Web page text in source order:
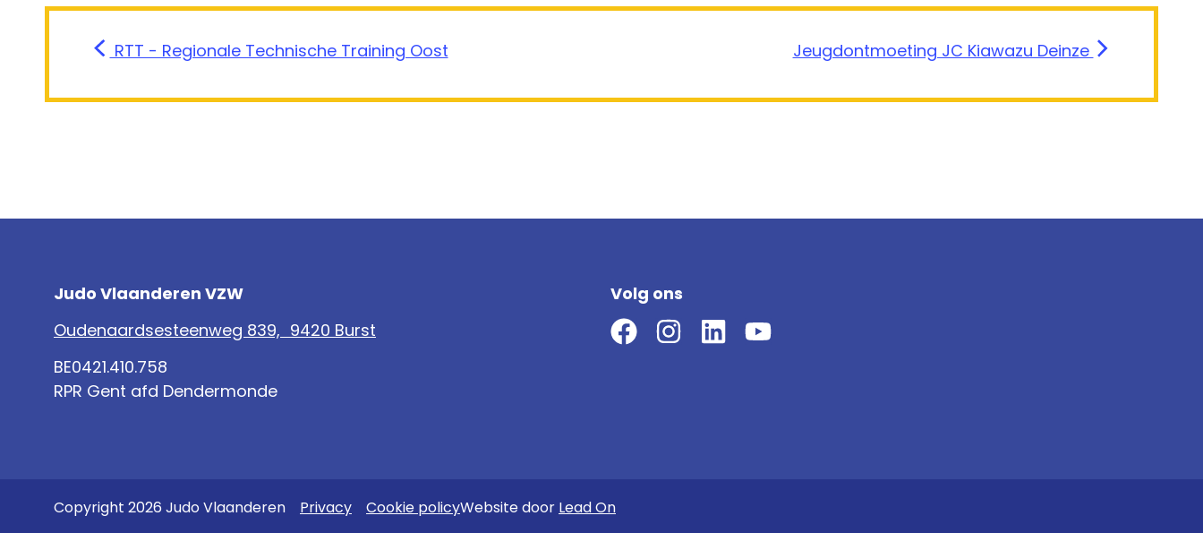
RTT - Regionale Technische Training Oost Jeugdontmoeting JC Kiawazu Deinze
Judo Vlaanderen VZW
Oudenaardsesteenweg 839, 9420 Burst
BE0421.410.758
RPR Gent afd Dendermonde
Volg ons
Copyright 2026 Judo Vlaanderen Privacy Cookie policyWebsite door Lead On